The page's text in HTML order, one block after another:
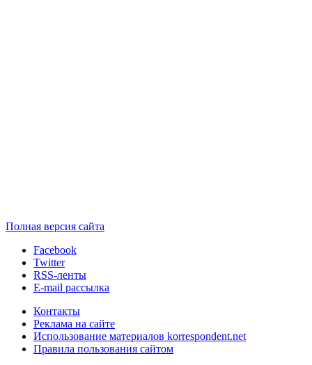
Полная версия сайта
Facebook
Twitter
RSS-ленты
E-mail рассылка
Контакты
Реклама на сайте
Использование материалов korrespondent.net
Правила пользования сайтом